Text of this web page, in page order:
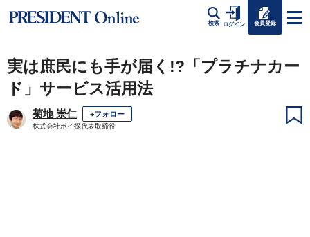
検索 ログイン 会員登録
実は庶民にも手が届く!?「プラチナカー
ド」サービス活用法
菊地 崇仁 +フォロー
株式会社ポイ探代表取締役